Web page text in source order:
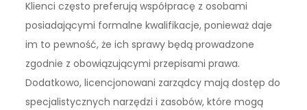
Klienci często preferują współpracę z osobami
posiadającymi formalne kwalifikacje, ponieważ daje
im to pewność, że ich sprawy będą prowadzone
zgodnie z obowiązującymi przepisami prawa.
Dodatkowo, licencjonowani zarządcy mają dostęp do
specjalistycznych narzędzi i zasobów, które mogą